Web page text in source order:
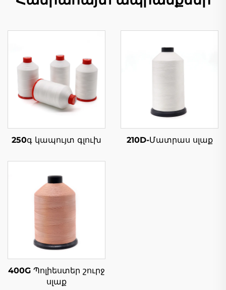
250գ կապույտ գլուխ 210D-Մատրաս սլաք
400G Պոլիեստեր շուրջ
սլաք